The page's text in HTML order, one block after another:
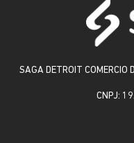
SAGA DETROIT COMERCIO
CNPJ: